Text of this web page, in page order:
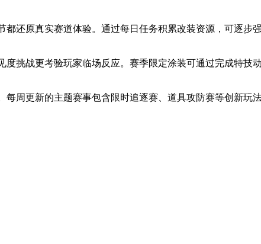
还原真实赛道体验。通过每日任务积累改装资源，可逐步
挑战更考验玩家临场反应。赛季限定涂装可通过完成特技
周更新的主题赛事包含限时追逐赛、道具攻防赛等创新玩